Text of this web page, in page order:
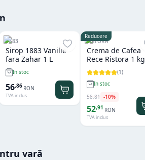
1883
Sirop 1883 Vanilie
fara Zahar 1 L
In stoc
56,86 RON
TVA inclus
Reducere
RISTORA
Crema de Cafea
Rece Ristora 1 kg
(1)
In stoc
58,81 -10%
52,91 RON
TVA inclus
vară